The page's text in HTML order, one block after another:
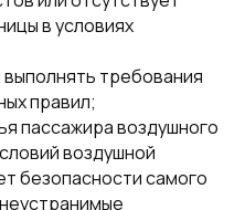
в условиях
требования
правил;
пассажира воздушного
воздушной
безопасности самого